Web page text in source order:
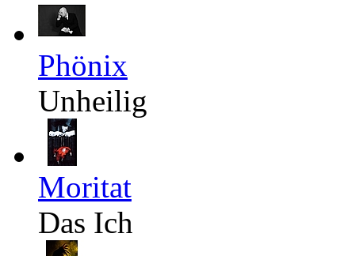
Phönix
Unheilig
Moritat
Das Ich